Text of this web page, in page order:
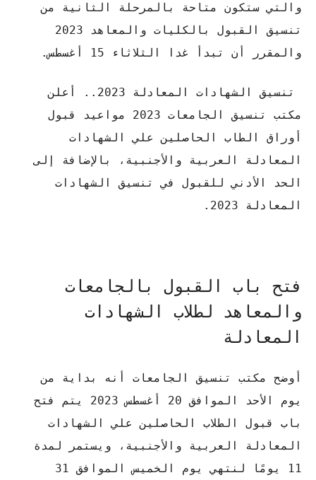
والتي ستكون متاحة بالمرحلة الثانية من
تنسيق القبول بالكليات والمعاهد 2023
والمقرر أن تبدأ غدا الثلاثاء 15 أغسطس.
تنسيق الشهادات المعادلة 2023.. أعلن
مكتب تنسيق الجامعات 2023 مواعيد قبول
أوراق الطاب الحاصلين علي الشهادات
المعادلة العربية والأجنبية، بالإضافة إلى
الحد الأدني للقبول في تنسيق الشهادات
المعادلة 2023.
فتح باب القبول بالجامعات
والمعاهد لطلاب الشهادات
المعادلة
أوضح مكتب تنسيق الجامعات أنه بداية من
يوم الأحد الموافق 20 أغسطس 2023 يتم فتح
باب قبول الطلاب الحاصلين علي الشهادات
المعادلة العربية والأجنبية، ويستمر لمدة
11 يومًا لنتهي يوم الخميس الموافق 31